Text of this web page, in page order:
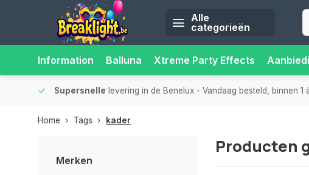
Alle
categorieën
Information Balluna Xtreme Party Effects
Supersnelle levering in de Benelux - Vandaag besteld, binnen 1
Home Tags kader
Merken
Producten